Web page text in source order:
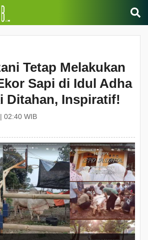
Tetap Melakukan
Sapi di Idul Adha
Ditahan, Inspiratif!
02:40 WIB